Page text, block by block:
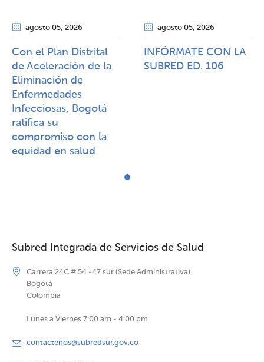
agosto 05, 2026
Con el Plan Distrital
de Aceleración de la
Eliminación de
Enfermedades
Infecciosas, Bogotá
ratifica su
compromiso con la
equidad en salud
agosto 05, 2026
INFÓRMATE CON LA
SUBRED ED. 106
Subred Integrada de Servicios de Salud
Carrera 24C # 54 -47 sur (Sede Administrativa)
Bogotá
Colombia
Lunes a Viernes 7:00 am - 4:00 pm
contactenos@subredsur.gov.co